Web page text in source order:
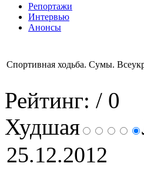
Репортажи
Интервью
Анонсы
Спортивная ходьба. Сумы.
Рейтинг: / 0
Худшая
25.12.2012